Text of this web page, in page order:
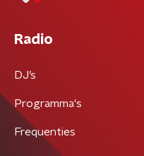
Radio
DJ’s
Programma's
Frequenties